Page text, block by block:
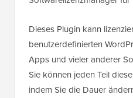
Dieses Plugin kann
benutzerdefinierten
Apps und vieler anderer
Sie können jeden Teil
indem Sie die Dauer